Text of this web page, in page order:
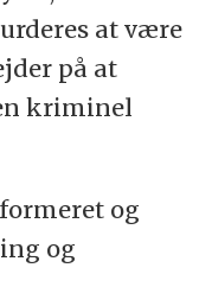
at være
på at
kriminel
og
og